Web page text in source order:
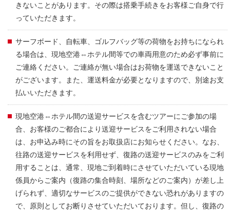
きないことがあります。その際は搭乗手続きをお客様ご自身で行
っていただきます。
サーフボード、自転車、ゴルフバッグ等の荷物をお持ちになられ
る場合は、現地空港⇔ホテル間等での車両用意のため必ず事前に
ご連絡ください。ご連絡が無い場合はお荷物を運送できないこと
がございます。また、運送料金が必要となりますので、別途お支
払いいただきます。
現地空港⇔ホテル間の送迎サービスを含むツアーにご参加の場
合、お客様のご都合により送迎サービスをご利用されない場合
は、お申込み時にその旨をお取扱店にお知らせください。なお、
往路の送迎サービスを利用せず、復路の送迎サービスのみをご利
用することは、通常、現地ご到着時にさせていただいている現地
係員からご案内（復路の集合時刻、場所などのご案内）が差し上
げられず、適切なサービスのご提供ができない恐れがありますの
で、原則としてお断りさせていただいております。但し、復路の